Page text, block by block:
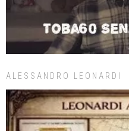
ALESSANDRO LEONARDI